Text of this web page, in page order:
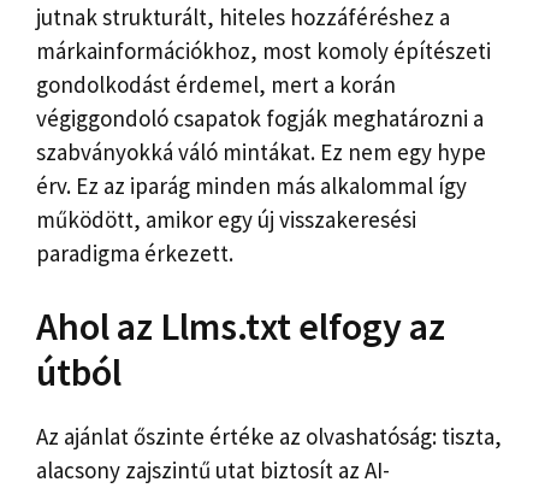
jutnak strukturált, hiteles hozzáféréshez a
márkainformációkhoz, most komoly építészeti
gondolkodást érdemel, mert a korán
végiggondoló csapatok fogják meghatározni a
szabványokká váló mintákat. Ez nem egy hype
érv. Ez az iparág minden más alkalommal így
működött, amikor egy új visszakeresési
paradigma érkezett.
Ahol az Llms.txt elfogy az
útból
Az ajánlat őszinte értéke az olvashatóság: tiszta,
alacsony zajszintű utat biztosít az AI-